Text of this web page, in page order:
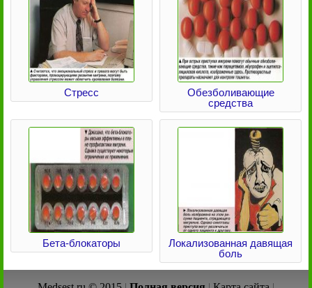
Стресс
Обезболивающие
средства
Бета-блокаторы
Локализованная давящая
боль